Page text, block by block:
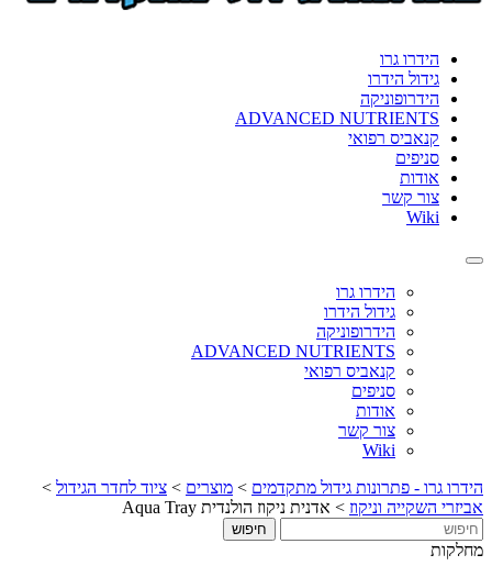
הידרו גרו
גידול הידרו
הידרופוניקה
ADVANCED NUTRIENTS
קנאביס רפואי
סניפים
אודות
צור קשר
Wiki
Toggle
הידרו גרו
גידול הידרו
הידרופוניקה
ADVANCED NUTRIENTS
קנאביס רפואי
סניפים
אודות
צור קשר
Wiki
הידרו גרו - פתרונות גידול מתקדמים > מוצרים > ציוד לחדר הגידול >
אביזרי השקייה וניקוז > אדנית ניקוז הולנדית Aqua Tray
מחלקות
format_underlined הוסף קו תחתון לקישורים
את
כל